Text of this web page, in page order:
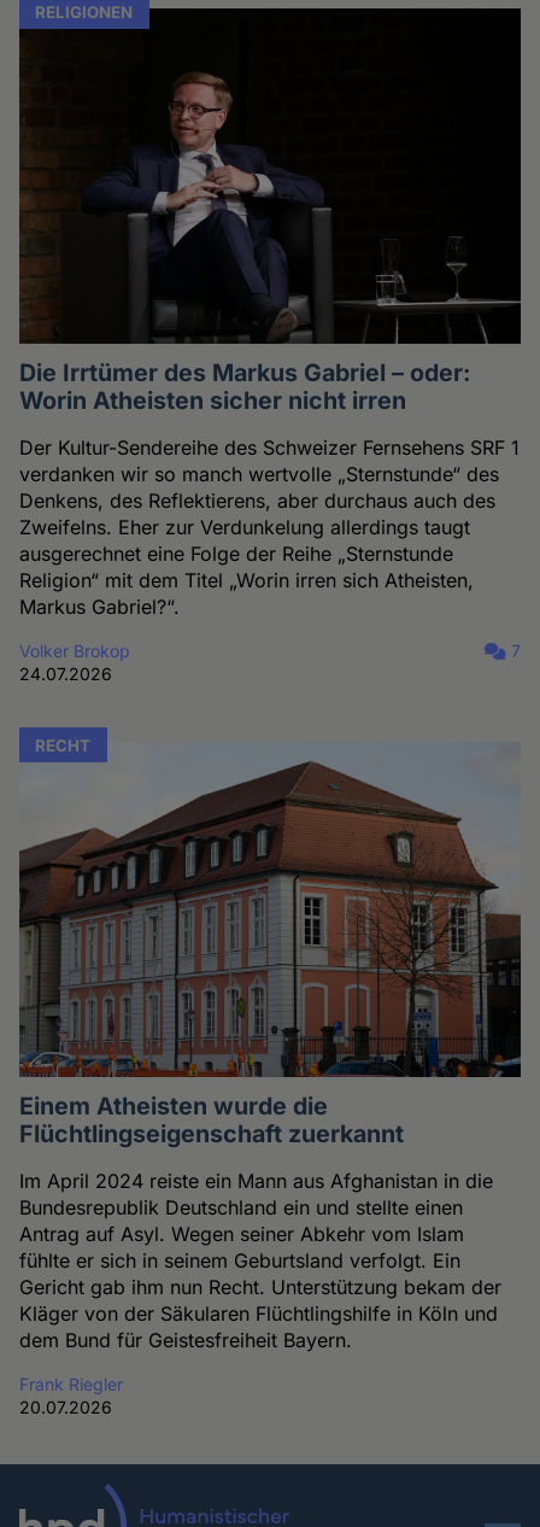
RELIGIONEN
Die Irrtümer des Markus Gabriel – oder:
Worin Atheisten sicher nicht irren
Der Kultur-Sendereihe des Schweizer Fernsehens SRF 1
verdanken wir so manch wertvolle „Sternstunde“ des
Denkens, des Reflektierens, aber durchaus auch des
Zweifelns. Eher zur Verdunkelung allerdings taugt
ausgerechnet eine Folge der Reihe „Sternstunde
Religion“ mit dem Titel „Worin irren sich Atheisten,
Markus Gabriel?“.
Volker Brokop
24.07.2026
7
RECHT
Einem Atheisten wurde die
Flüchtlingseigenschaft zuerkannt
Im April 2024 reiste ein Mann aus Afghanistan in die
Bundesrepublik Deutschland ein und stellte einen
Antrag auf Asyl. Wegen seiner Abkehr vom Islam
fühlte er sich in seinem Geburtsland verfolgt. Ein
Gericht gab ihm nun Recht. Unterstützung bekam der
Kläger von der Säkularen Flüchtlingshilfe in Köln und
dem Bund für Geistesfreiheit Bayern.
Frank Riegler
20.07.2026